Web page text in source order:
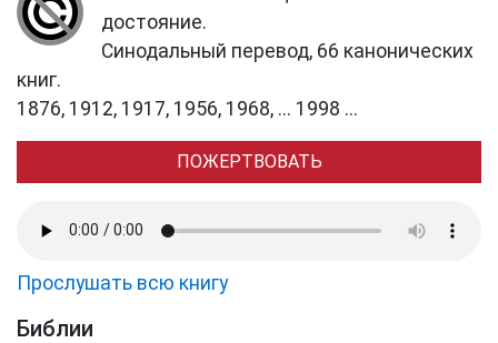
достояние.
Синодальный перевод, 66 канонических
книг.
1876, 1912, 1917, 1956, 1968, ... 1998 ...
ПОЖЕРТВОВАТЬ
Прослушать всю книгу
Библии